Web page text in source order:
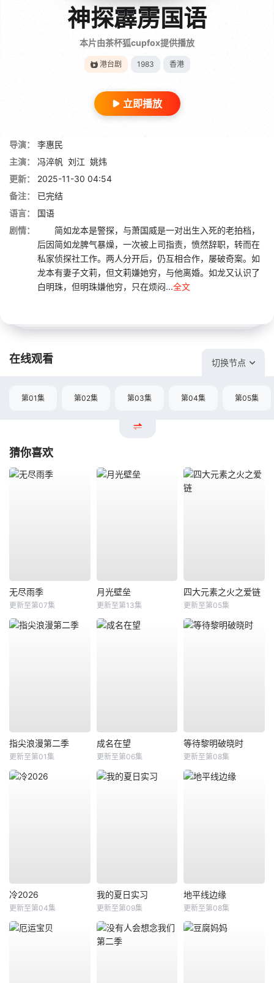
神探霹雳国语
本片由茶杯狐cupfox提供播放
港台剧 1983 香港
立即播放
导演：
李惠民
主演：
冯淬帆 刘江 姚炜
更新：
2025-11-30 04:54
备注：
已完结
语言：
国语
剧情：
简如龙本是警探，与萧国威是一对出生入死的老拍档，
后因简如龙脾气暴燥，一次被上司指责，愤然辞职，转而在
私家侦探社工作。两人分开后，仍互相合作，屡破奇案。如
龙本有妻子文莉，但文莉嫌她穷，与他离婚。如龙又认识了
白明珠，但明珠嫌他穷，只在烦闷...全文
在线观看 切换节点
第01集 第02集 第03集 第04集 第05集
猜你喜欢
无尽雨季
更新至第07集
月光壁垒
更新至第13集
四大元素之火之爱链
更新至第05集
指尖浪漫第二季
更新至第01集
成名在望
更新至第06集
等待黎明破晓时
更新至第08集
冷2026
更新至第04集
我的夏日实习
更新至第09集
地平线边缘
更新至第08集